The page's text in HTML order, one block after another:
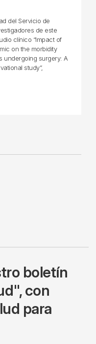
del Servicio de
de este
clínico “Impact of
on the morbidity
undergoing surgery: A
study”,
boletín
con
para